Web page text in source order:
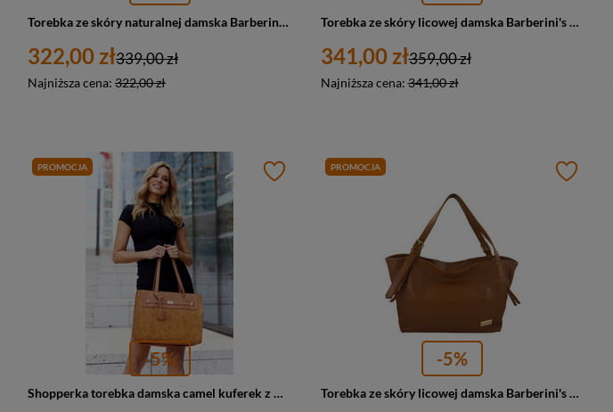
Torebka ze skóry naturalnej damska Barberini's 996-6 shopper bag A4 brązowa
322,00 zł
Najniższa cena: 322,00 zł
339,00 zł
Torebka ze skóry licowej damska Barberini's 810-12 shopper A4 jasnobrązowa
341,00 zł
Najniższa cena:341,00 zł
359,00 zł
PROMOCJA
-5%
Shopperka torebka damska camel kuferek z wężowym wzorem - Peterson R-1907
PROMOCJA
-5%
Torebka ze skóry licowej damska Barberini's 987-12 shopper A4 jasnobrązowa